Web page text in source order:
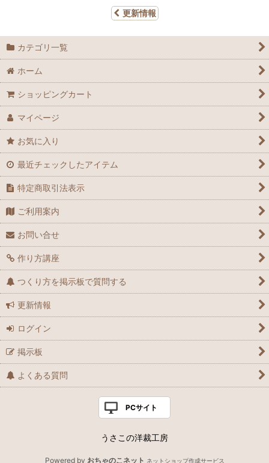
更新情報
カテゴリ一覧
ホーム
ショッピングカート
マイページ
お気に入り
最近チェックしたアイテム
特定商取引法表示
ご利用案内
お問い合せ
作り方講座
つくり方を掲示板で質問する
更新情報
ログイン
掲示板
よくある質問
PCサイト
うさこの洋裁工房
Powered by おちゃのこネット ネットショップ作成サービス